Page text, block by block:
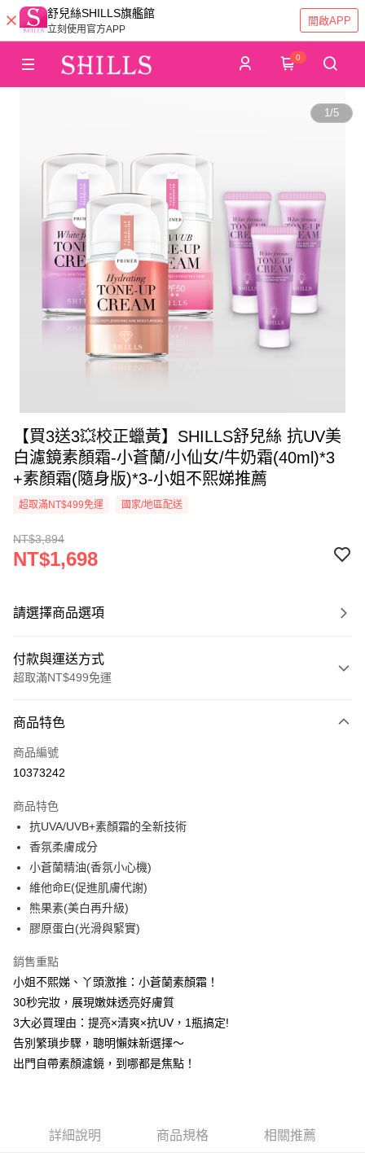
舒兒絲SHILLS旗艦館
立刻使用官方APP
開啟APP
0
1/5
【買3送3💥校正蠟黃】SHILLS舒兒絲 抗UV美
白濾鏡素顏霜-小蒼蘭/小仙女/牛奶霜(40ml)*3
+素顏霜(隨身版)*3-小姐不熙娣推薦
超取滿NT$499免運 國家/地區配送
NT$3,894
NT$1,698
請選擇商品選項
付款與運送方式
超取滿NT$499免運
信用卡一次付款
超商取貨付款
Apple Pay
街口支付
悠遊付
ATM付款
全家取貨付款
每筆NT$85，滿NT$499(含以上)免運費
付款後全家取貨
付款後7-11取貨
商品特色
商品編號
10373242
商品特色
抗UVA/UVB+素顏霜的全新技術
香氛柔膚成分
小蒼蘭精油(香氛小心機)
維他命E(促進肌膚代謝)
熊果素(美白再升級)
膠原蛋白(光滑與緊實)
銷售重點
小姐不熙娣、丫頭激推：小蒼蘭素顏霜！
30秒完妝，展現嫩妹透亮好膚質
3大必買理由：提亮×清爽×抗UV，1瓶搞定!
告別繁瑣步驟，聰明懶妹新選擇～
出門自帶素顏濾鏡，到哪都是焦點！
詳細說明 商品規格 相關推薦